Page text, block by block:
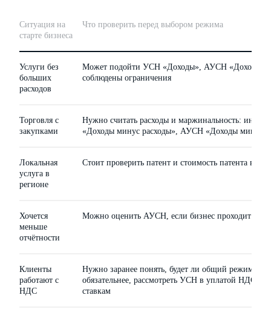
Ситуация на
старте бизнеса
Что проверить перед выбором режима
Услуги без
больших
расходов
Может подойти УСН «Доходы», АУСН «Доходы»
соблюдены ограничения
Торговля с
закупками
Нужно считать расходы и маржинальность:
«Доходы минус расходы», АУСН «Доходы минус
Локальная
услуга в
регионе
Стоит проверить патент и стоимость патента в
Хочется
меньше
отчётности
Можно оценить АУСН, если бизнес проходит по
Клиенты
работают с
НДС
Нужно заранее понять, будет ли общий режим
обязательнее, рассмотреть УСН в уплатой НДС
ставкам